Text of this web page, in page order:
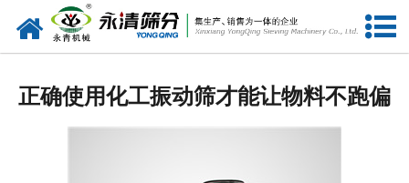
网站首页
正确使用化工振动筛才能让物料不跑偏